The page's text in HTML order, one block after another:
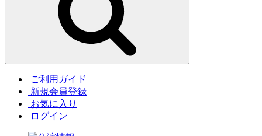
ご利用ガイド
新規会員登録
お気に入り
ログイン